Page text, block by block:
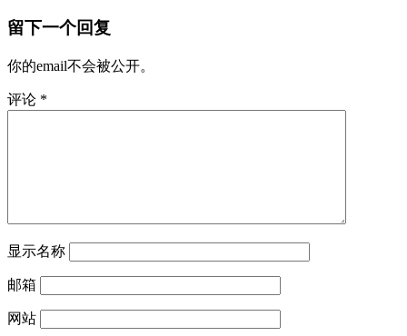
留下一个回复
你的email不会被公开。
评论 *
显示名称
邮箱
网站